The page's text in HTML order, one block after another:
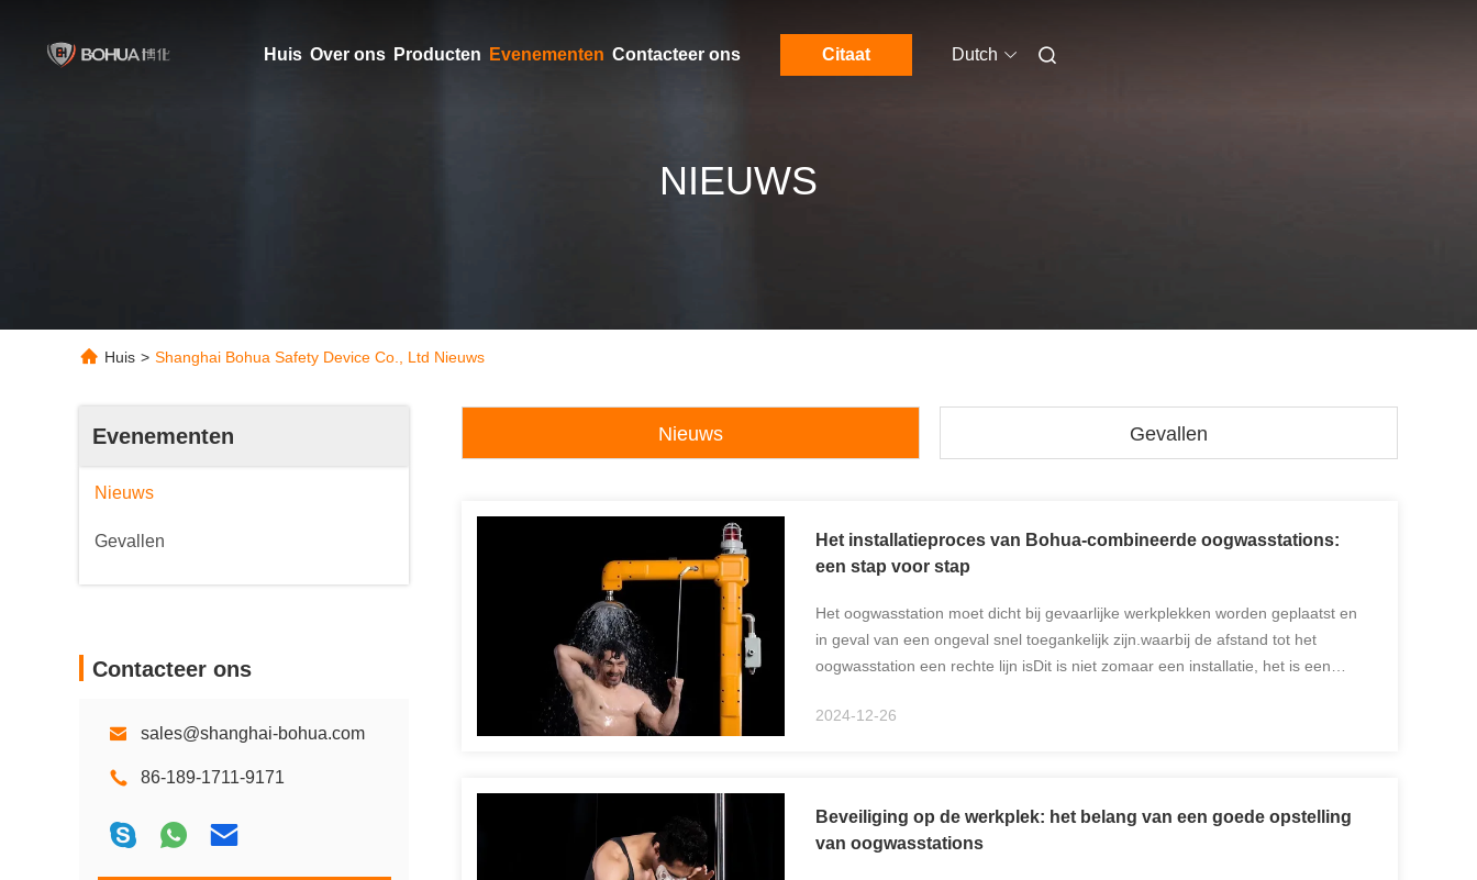
Huis Over ons Producten Evenementen Contacteer ons Citaat Dutch
NIEUWS
Huis > Shanghai Bohua Safety Device Co., Ltd Nieuws
Evenementen
Nieuws
Gevallen
Contacteer ons
sales@shanghai-bohua.com
86-189-1711-9171
Nieuws Gevallen
Het installatieproces van Bohua-combineerde oogwasstations:
een stap voor stap
Het oogwasstation moet dicht bij gevaarlijke werkplekken worden geplaatst en
in geval van een ongeval snel toegankelijk zijn.waarbij de afstand tot het
oogwasstation een rechte lijn isDit is niet zomaar een installatie, het is een
2024-12-26
Beveiliging op de werkplek: het belang van een goede opstelling
van oogwasstations